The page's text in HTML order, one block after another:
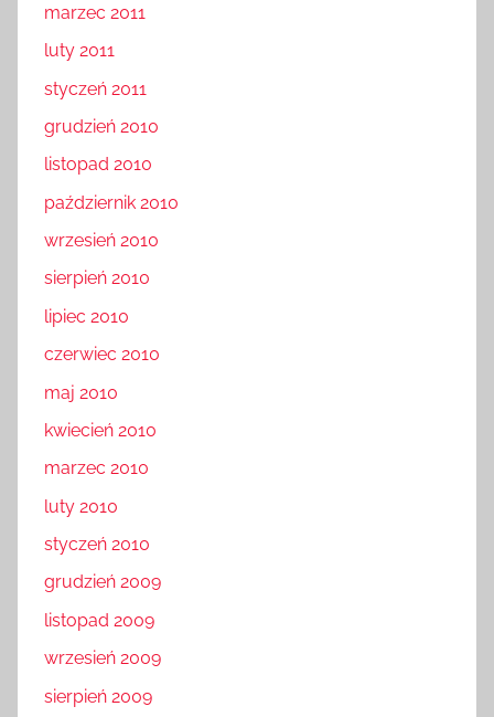
marzec 2011
luty 2011
styczeń 2011
grudzień 2010
listopad 2010
październik 2010
wrzesień 2010
sierpień 2010
lipiec 2010
czerwiec 2010
maj 2010
kwiecień 2010
marzec 2010
luty 2010
styczeń 2010
grudzień 2009
listopad 2009
wrzesień 2009
sierpień 2009